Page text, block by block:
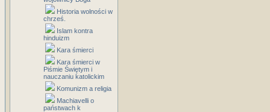
Historia wolności w
chrześ.
Islam kontra
hinduizm
Kara śmierci
Kara śmierci w
Piśmie Świętym i
nauczaniu katolickim
Komunizm a religia
Machiavelli o
państwach k